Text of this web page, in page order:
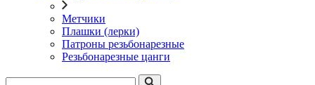
Метчики
Плашки (лерки)
Патроны резьбонарезные
Резьбонарезные цанги